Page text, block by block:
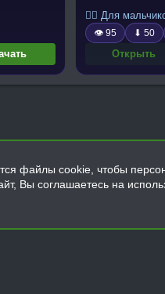
🧍‍♂️ Для
👁 95 ⬇ 50
Открыть
файлы cookie, чтобы
Вы соглашаетесь на